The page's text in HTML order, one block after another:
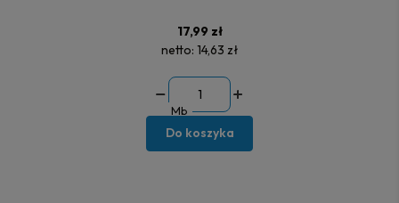
17,99 zł
netto: 14,63 zł
Mb
Do koszyka